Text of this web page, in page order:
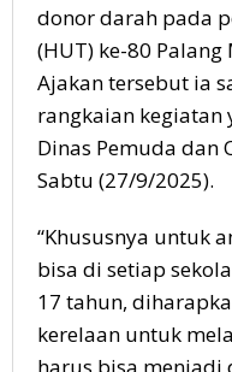
donor darah pada
(HUT) ke-80 Palang
Ajakan tersebut ia
rangkaian kegiatan
Dinas Pemuda dan
Sabtu (27/9/2025).
“Khususnya untuk
bisa di setiap
17 tahun,
kerelaan untuk